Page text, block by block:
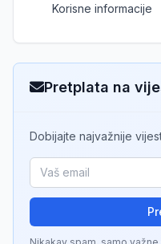
Korisne informacije
Pretplata na
Dobijajte najvažnije